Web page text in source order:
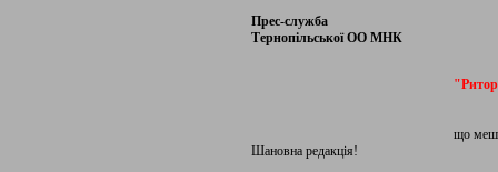
Прес-служба
Тернопільської ОО МНК
що
Шановна редакція!